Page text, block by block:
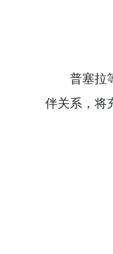
普塞拉
伴关系，将